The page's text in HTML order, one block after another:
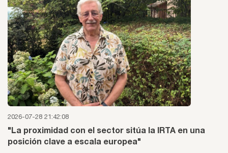
2026-07-28 21:42:08
"La proximidad con el sector sitúa la IRTA en una
posición clave a escala europea"